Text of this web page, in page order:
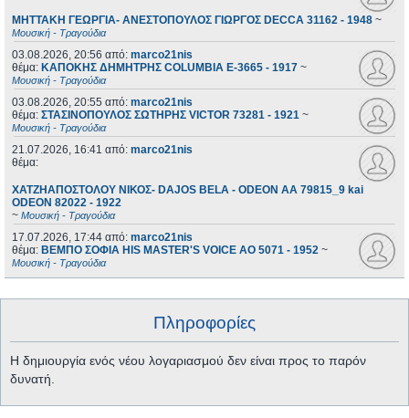
ΜΗΤΤΑΚΗ ΓΕΩΡΓΙΑ- ΑΝΕΣΤΟΠΟΥΛΟΣ ΓΙΩΡΓΟΣ DECCA 31162 - 1948 ~
Μουσική - Τραγούδια
03.08.2026, 20:56 από: marco21nis
θέμα: ΚΑΠΟΚΗΣ ΔΗΜΗΤΡΗΣ COLUMBIA E-3665 - 1917 ~
Μουσική - Τραγούδια
03.08.2026, 20:55 από: marco21nis
θέμα: ΣΤΑΣΙΝΟΠΟΥΛΟΣ ΣΩΤΗΡΗΣ VICTOR 73281 - 1921 ~
Μουσική - Τραγούδια
21.07.2026, 16:41 από: marco21nis
θέμα:
ΧΑΤΖΗΑΠΟΣΤΟΛΟΥ ΝΙΚΟΣ- DAJOS BELA - ODEON AA 79815_9 kai
ODEON 82022 - 1922
~ Μουσική - Τραγούδια
17.07.2026, 17:44 από: marco21nis
θέμα: ΒΕΜΠΟ ΣΟΦΙΑ HIS MASTER'S VOICE AO 5071 - 1952 ~
Μουσική - Τραγούδια
Πληροφορίες
Η δημιουργία ενός νέου λογαριασμού δεν είναι προς το παρόν
δυνατή.